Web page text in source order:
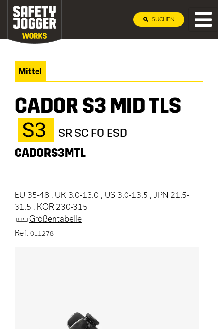
SUCHEN
Mittel
CADOR S3 MID TLS
S3
SR SC FO ESD
CADORS3MTL
EU 35-48 , UK 3.0-13.0 , US 3.0-13.5 , JPN 21.5-
31.5 , KOR 230-315
Größentabelle
Ref. 011278